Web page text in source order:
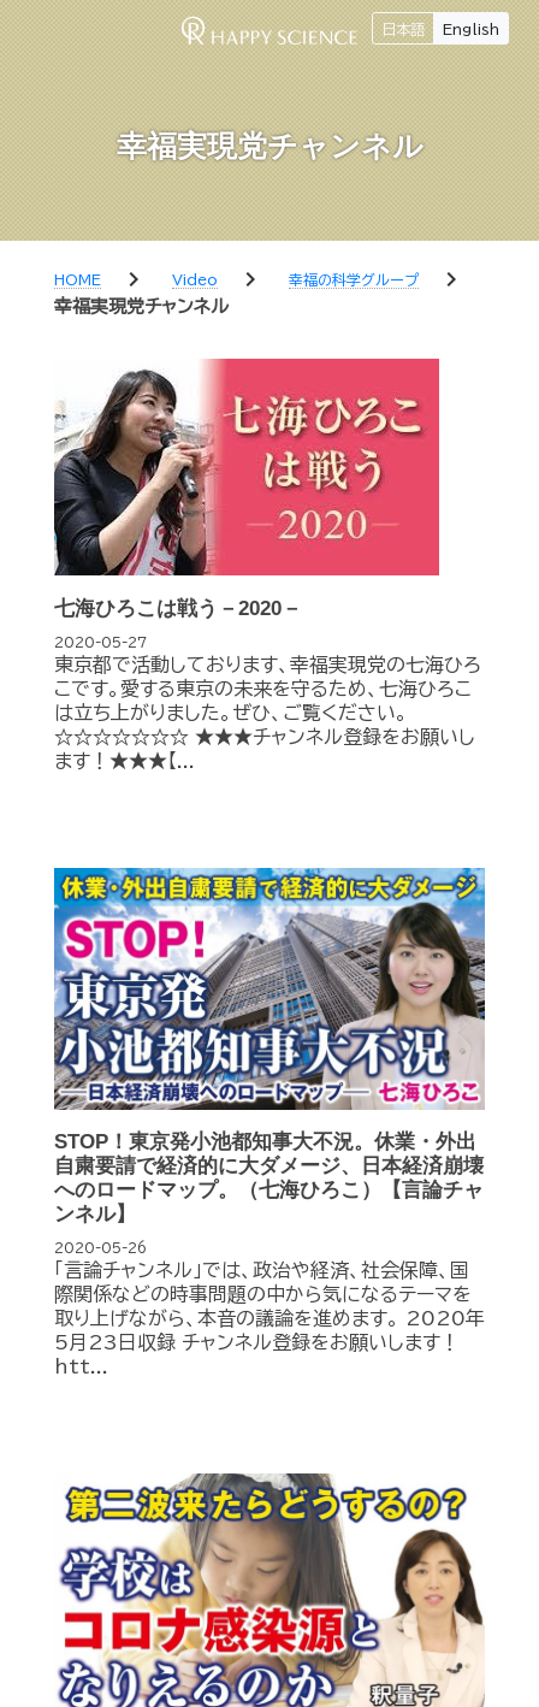
日本語 English
幸福実現党チャンネル
HOME chevron_right Video chevron_right 幸福の科学グループ chevron_right
幸福実現党チャンネル
七海ひろこは戦う－2020－
2020-05-27
東京都で活動しております、幸福実現党の七海ひろ
こです。愛する東京の未来を守るため、七海ひろこ
は立ち上がりました。ぜひ、ご覧ください。
☆☆☆☆☆☆☆ ★★★チャンネル登録をお願いし
ます！★★★【...
STOP！東京発小池都知事大不況。休業・外出
自粛要請で経済的に大ダメージ、日本経済崩壊
へのロードマップ。（七海ひろこ）【言論チャ
ンネル】
2020-05-26
「言論チャンネル」では、政治や経済、社会保障、国
際関係などの時事問題の中から気になるテーマを
取り上げながら、本音の議論を進めます。 2020年
5月23日収録 チャンネル登録をお願いします！
htt...